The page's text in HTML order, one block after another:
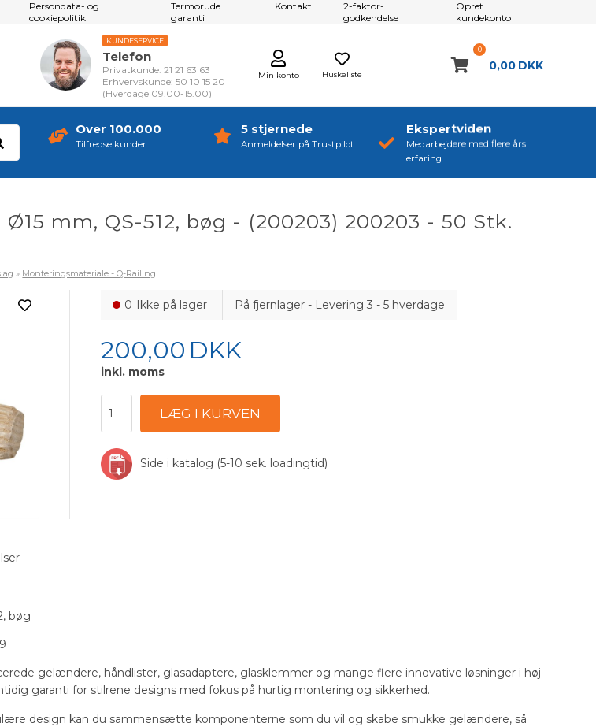
Persondata- og
cookiepolitik
Termorude
garanti
Kontakt
2-faktor-
godkendelse
Opret
kundekonto
Huskeliste
Min konto
KUNDESERVICE
Telefon
Privatkunde: 21 21 63 63
Erhvervskunde: 50 10 15 20
(Hverdage 09.00-15.00)
0
0,00 DKK
Over 100.000
Tilfredse kunder
5 stjernede
Anmeldelser på Trustpilot
Ekspertviden
Medarbejdere med flere års
erfaring
mm, QS-512, bøg - (200203) 200203 - 50 Stk.
» Monteringsmateriale - Q-Railing
0 Ikke på lager På fjernlager - Levering 3 - 5 hverdage
200,00 DKK
inkl. moms
Side i katalog (5-10 sek. loadingtid)
bøg
gelændere, håndlister, glasadaptere, glasklemmer og mange flere innovative løsninger i høj
garanti for stilrene designs med fokus på hurtig montering og sikkerhed.
design kan du sammensætte komponenterne som du vil og skabe smukke gelændere, så